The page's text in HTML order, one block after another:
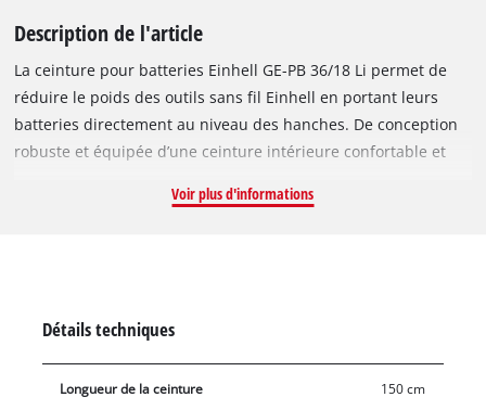
Description de l'article
La ceinture pour batteries Einhell GE-PB 36/18 Li permet de
réduire le poids des outils sans fil Einhell en portant leurs
batteries directement au niveau des hanches. De conception
robuste et équipée d’une ceinture intérieure confortable et
facilite l’utilisation des outils sans fil. Elle permet notamment
gamme PXC. Cet accessoire multifonctions de la gamme
Power X-Change est adapté aux appareils 36 V et 18 V. Pour
les appareils fonctionnant uniquement en 18 V, il suffit de
Voir plus d'informations
Détails techniques
Longueur de la ceinture 150 cm